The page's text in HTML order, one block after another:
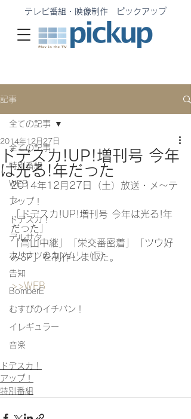
テレビ番組・映像制作 ピックアップ
記事
全ての記事
特別番組
WEB
アップ！
ドデスカ！
デルサタ
ホリナツのカンムリ（仮）
告知
BomberE
むすびのイチバン！
イレギュラー
音楽
全ての記事
ドデスカ!UP!増刊号 今年
は光る!年だった
2014年12月27日
2014年12月27日（土）放送・メ〜テ
レ
「ドデスカ!UP!増刊号 今年は光る!年
だった」
「高山中継」「栄交番密着」「ツウ好
みSP」を制作しました。
>>WEB
ドデスカ！
アップ！
特別番組